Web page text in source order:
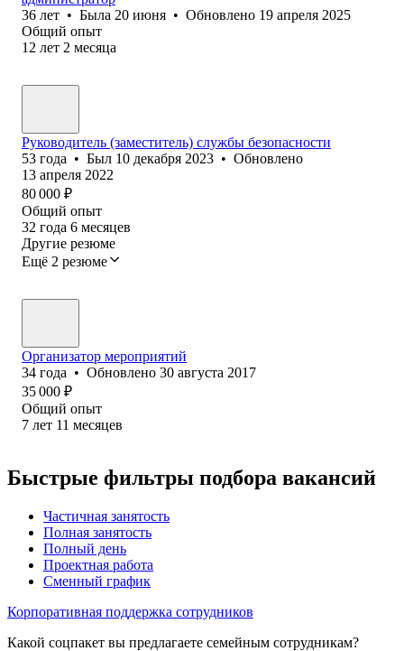
36 лет • Была 20 июня • Обновлено 19 апреля 2025
Общий опыт
12 лет 2 месяца
Руководитель (заместитель) службы безопасности
53 года • Был 10 декабря 2023 • Обновлено
13 апреля 2022
80 000 ₽
Общий опыт
32 года 6 месяцев
Другие резюме
Ещё 2 резюме
Организатор мероприятий
34 года • Обновлено 30 августа 2017
35 000 ₽
Общий опыт
7 лет 11 месяцев
Быстрые фильтры подбора вакансий
Частичная занятость
Полная занятость
Полный день
Проектная работа
Сменный график
Корпоративная поддержка сотрудников
Какой соцпакет вы предлагаете семейным сотрудникам?